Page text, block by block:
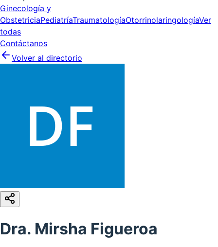
Ginecología y
ObstetriciaPediatríaTraumatologíaOtorrinolaringologíaVer
todas
Contáctanos
Volver al directorio
Dra. Mirsha Figueroa